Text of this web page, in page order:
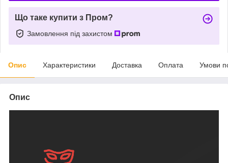
Що таке купити з Пром?
Замовлення під захистом
Опис Характеристики Доставка Оплата Умови
Опис